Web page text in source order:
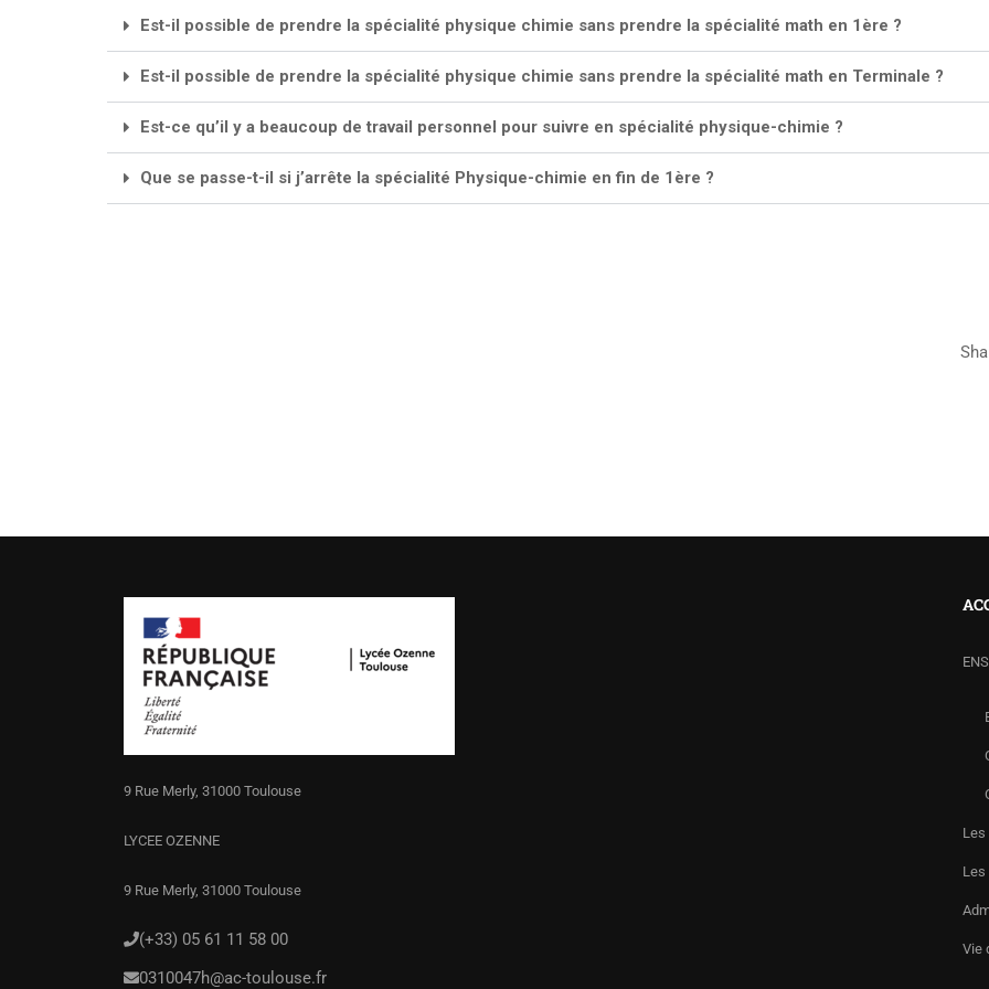
Est-il possible de prendre la spécialité physique chimie sans prendre la spécialité math en 1ère ?
Est-il possible de prendre la spécialité physique chimie sans prendre la spécialité math en Terminale ?
Est-ce qu’il y a beaucoup de travail personnel pour suivre en spécialité physique-chimie ?
Que se passe-t-il si j’arrête la spécialité Physique-chimie en fin de 1ère ?
9 Rue Merly, 31000 Toulouse
LYCEE OZENNE
9 Rue Merly, 31000 Toulouse
(+33) 05 61 11 58 00
0310047h@ac-toulouse.fr
Les
Les
Vie